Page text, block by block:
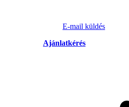
E-mail küldés
Ajánlatkérés